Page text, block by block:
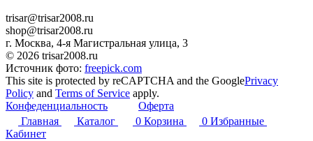
trisar@trisar2008.ru
shop@trisar2008.ru
г. Москва, 4-я Магистральная улица, 3
© 2026 trisar2008.ru
Источник фото: freepick.com
This site is protected by reCAPTCHA and the GooglePrivacy
Policy and Terms of Service apply.
Конфеденциальность
Оферта
Главная
Каталог 0 Корзина 0 Избранные
Кабинет